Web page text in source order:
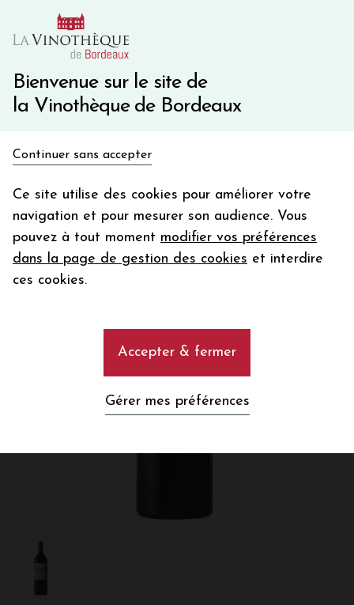
Bienvenue sur le site de
la Vinothèque de Bordeaux
Continuer sans accepter
Ce site utilise des cookies pour améliorer votre
navigation et pour mesurer son audience. Vous
pouvez à tout moment modifier vos préférences
dans la page de gestion des cookies et interdire
ces cookies.
Accepter & fermer
Gérer mes préférences
10€ de remise immédiate sur votre première commande
Une question ?
en bon d'achat
Votre
email
En m’abonnant, j’accepte de recevoir la newsletter de la